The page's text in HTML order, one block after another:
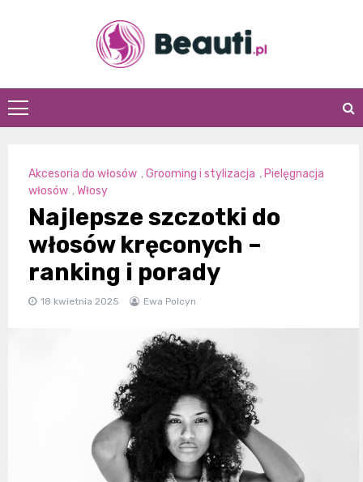
Beauti.pl
Akcesoria do włosów ,Grooming i stylizacja , Pielęgnacja
włosów ,Włosy
Najlepsze szczotki do
włosów kręconych –
ranking i porady
18 kwietnia 2025 Ewa Polcyn